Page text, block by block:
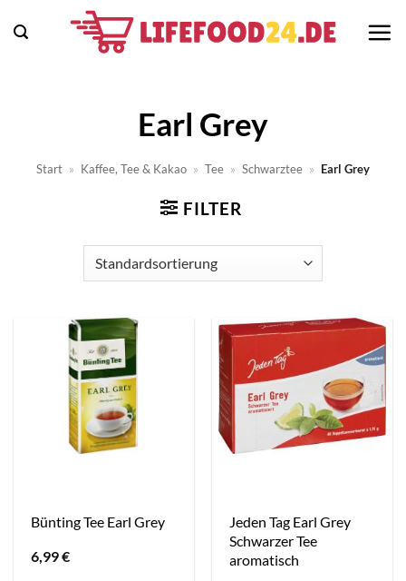
Inhalt
Earl Grey
Start » Kaffee, Tee & Kakao » Tee » Schwarztee » Earl Grey
FILTER
Bünting Tee Earl Grey
6,99€
Jeden Tag Earl Grey
Schwarzer Tee
aromatisch